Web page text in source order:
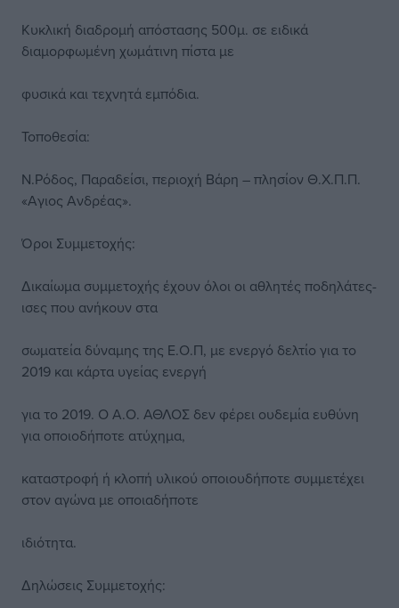
Κυκλική διαδρομή απόστασης 500μ. σε ειδικά
διαμορφωμένη χωμάτινη πίστα με
φυσικά και τεχνητά εμπόδια.
Τοποθεσία:
Ν.Ρόδος, Παραδείσι, περιοχή Βάρη – πλησίον Θ.Χ.Π.Π.
«Αγιος Ανδρέας».
Όροι Συμμετοχής:
Δικαίωμα συμμετοχής έχουν όλοι οι αθλητές ποδηλάτες-
ισες που ανήκουν στα
σωματεία δύναμης της Ε.Ο.Π, με ενεργό δελτίο για το
2019 και κάρτα υγείας ενεργή
για το 2019. Ο Α.Ο. ΑΘΛΟΣ δεν φέρει ουδεμία ευθύνη
για οποιοδήποτε ατύχημα,
καταστροφή ή κλοπή υλικού οποιουδήποτε συμμετέχει
στον αγώνα με οποιαδήποτε
ιδιότητα.
Δηλώσεις Συμμετοχής: